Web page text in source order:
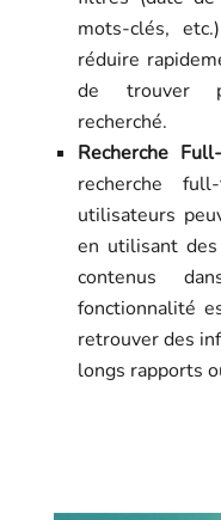
mots-clés,
réduire
de trouver
recherché.
Recherche
recherche
utilisateurs
en utilisant
contenus
fonctionnalité
retrouver des
longs rapports